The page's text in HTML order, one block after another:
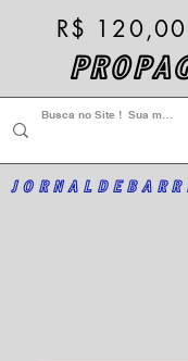
R$ 120,00